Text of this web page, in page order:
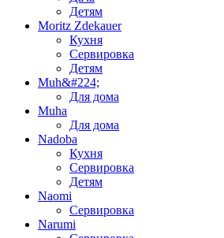
Детям
Moritz Zdekauer
Кухня
Сервировка
Детям
Muh&#224;
Для дома
Muha
Для дома
Nadoba
Кухня
Сервировка
Детям
Naomi
Сервировка
Narumi